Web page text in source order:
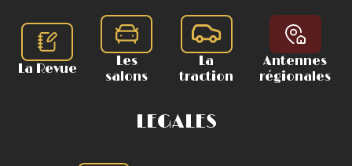
La Revue
Les
salons
La
traction
Antennes
régionales
LEGALES